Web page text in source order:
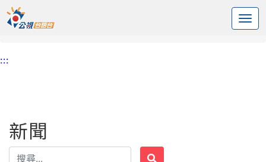
中央內容區塊
頭頁
:::
新聞